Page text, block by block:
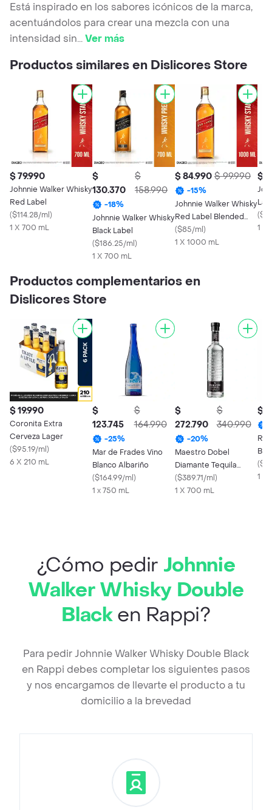
Está inspirado en los sabores icónicos de la marca,
acentuándolos para crear una mezcla con una
intensidad sin...Ver más
Productos similares en Dislicores Store
$ 79.990
Johnnie Walker Whisky
Red Label
($114.28/ml)
1 X 700 mL
$
130.370
$
158.990
-18%
Johnnie Walker Whisky
Black Label
($186.25/ml)
1 X 700 mL
$ 84.990 $ 99.990
-15%
Johnnie Walker Whisky
Red Label Blended
Scotch
($85/ml)
1 X 1000 mL
$
(
1 X
Productos complementarios en
Dislicores Store
$ 19.990
Coronita Extra
Cerveza Lager
($95.19/ml)
6 X 210 mL
$
123.745
$
164.990
-25%
Mar de Frades Vino
Blanco Albariño
($164.99/ml)
1 x 750 mL
$
272.790
$
340.990
-20%
Maestro Dobel
Diamante Tequila
Reposado
($389.71/ml)
1 X 700 mL
$
(
1 X
¿Cómo pedir Johnnie
Walker Whisky Double
Blacken Rappi?
Para pedir Johnnie Walker Whisky Double Black
en Rappi debes completar los siguientes pasos
y nos encargamos de llevarte el producto a tu
domicilio a la brevedad